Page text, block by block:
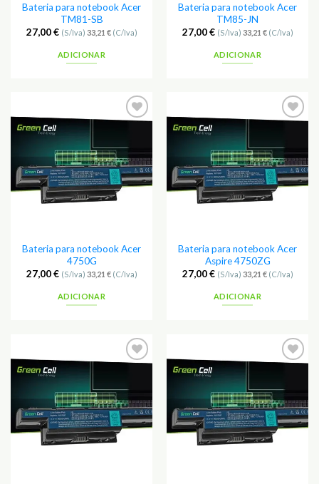
Bateria para notebook Acer
TM81-SB
27,00€ (S/Iva) 33,21 €(C/Iva)
ADICIONAR
Bateria para notebook Acer
TM85-JN
27,00€ (S/Iva) 33,21 €(C/Iva)
ADICIONAR
Favoritos
Bateria para notebook Acer
4750G
27,00€ (S/Iva) 33,21 €(C/Iva)
ADICIONAR
Favoritos
Bateria para notebook Acer
Aspire 4750ZG
27,00€ (S/Iva) 33,21 €(C/Iva)
ADICIONAR
Favoritos
Favoritos